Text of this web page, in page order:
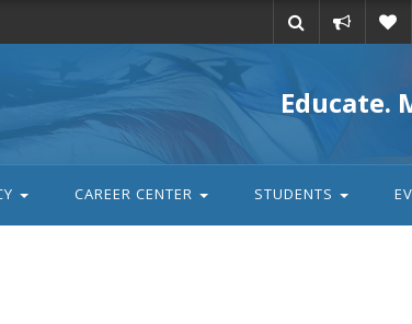
action
Educate.
CAREER CENTER STUDENTS